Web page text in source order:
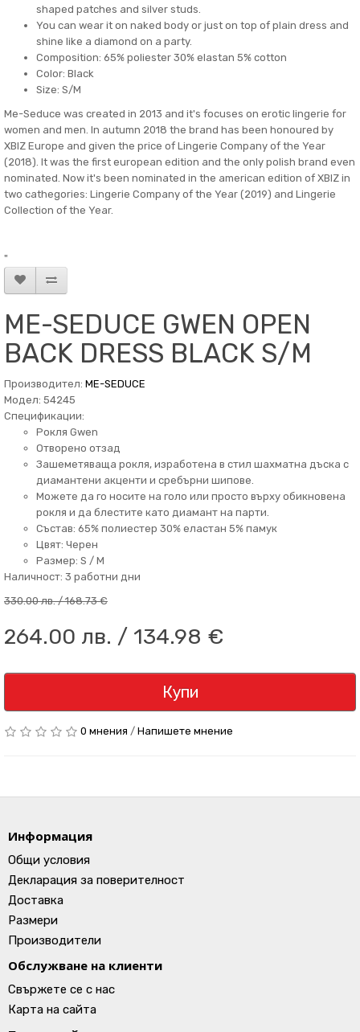
shaped patches and silver studs.
You can wear it on naked body or just on top of plain dress and
shine like a diamond on a party.
Composition: 65% poliester 30% elastan 5% cotton
Color: Black
Size: S/M
Me-Seduce was created in 2013 and it's focuses on erotic lingerie for
women and men. In autumn 2018 the brand has been honoured by
XBIZ Europe and given the price of Lingerie Company of the Year
(2018). It was the first european edition and the only polish brand even
nominated. Now it's been nominated in the american edition of XBIZ in
two cathegories: Lingerie Company of the Year (2019) and Lingerie
Collection of the Year.
"
ME-SEDUCE GWEN OPEN
BACK DRESS BLACK S/M
Производител: ME-SEDUCE
Модел: 54245
Спецификации:
Рокля Gwen
Отворено отзад
Зашеметяваща рокля, изработена в стил шахматна дъска с
диамантени акценти и сребърни шипове.
Можете да го носите на голо или просто върху обикновена
рокля и да блестите като диамант на парти.
Състав: 65% полиестер 30% еластан 5% памук
Цвят: Черен
Размер: S / M
Наличност: 3 работни дни
330.00 лв. / 168.73 €
264.00 лв. / 134.98 €
Купи
0 мнения / Напишете мнение
Информация
Общи условия
Декларация за поверителност
Доставка
Размери
Производители
Обслужване на клиенти
Свържете се с нас
Карта на сайта